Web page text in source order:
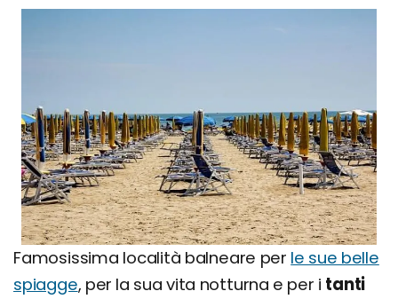
Famosissima località balneare per le sue belle
spiagge, per la sua vita notturna e per i tanti